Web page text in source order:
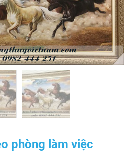
phòng làm việc